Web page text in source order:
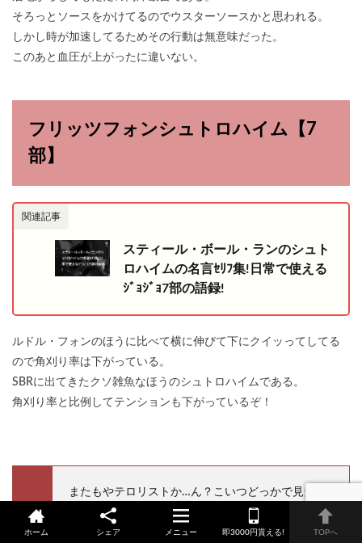
そろっとソースをかけてるのでウスターソースかと思われる。
しかし時が加速してるためその行動は無意味だった。
このあと血圧が上がったに違いない。
フリッツフォンシュトロハイム【7
部】
関連記事
スティール・ボール・ランのシュト
ロハイムの名言ｾﾘﾌ集!日常で使える
ｼﾞｮｼﾞｮ7部の語録!
ルドル・フォンのほうに比べて横に伸びて下にクイッってしてる
ので角刈り率は下がっている。
SBRに出てきたクソ雑魚なほうのシュトロハイムである。
角刈り率と比例してテンションも下がっているぞ！
またもやテロリストか…ん？こいつどっかで見たこ
とあるぞ…テンションが低いが…コイツはまさ
か！？
ホーム シェア メニュー 即3000円貰える! TOPへ